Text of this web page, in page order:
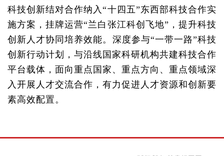
科技创新结对合作纳入“十四五”东西部科技合作实
施方案，挂牌运营“兰白张江科创飞地”，提升科技
创新人才协同培养效能。深度参与“一带一路”科技
创新行动计划，与沿线国家科研机构共建科技合作
平台载体，面向重点国家、重点方向、重点领域深
入开展人才交流合作，有力促进人才资源和创新要
素高效配置。